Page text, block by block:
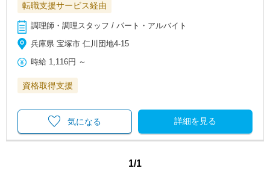
転職支援サービス経由
調理師・調理スタッフ / パート・アルバイト
兵庫県 宝塚市 仁川団地4-15
時給 1,116円 ～
資格取得支援
詳細を見る
気になる
1/1